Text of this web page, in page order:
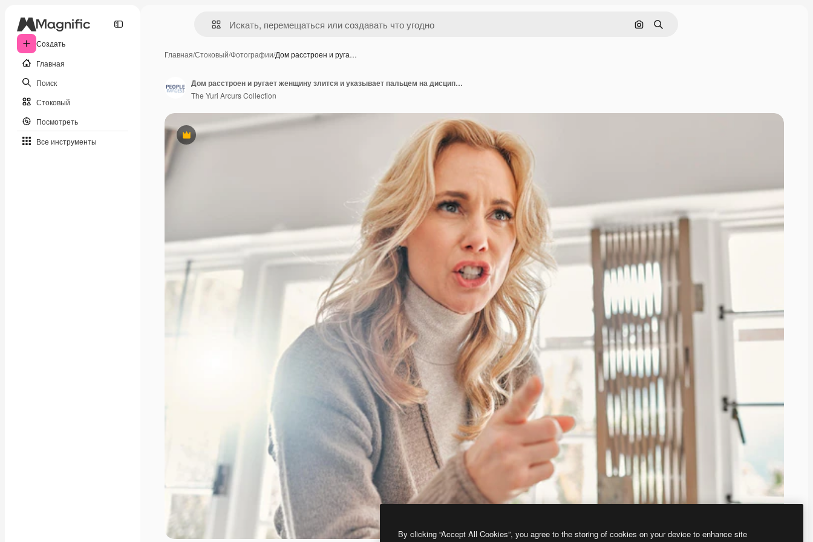
Создать
Главная
Поиск
Стоковый
Посмотреть
Все инструменты
Поиск по изображению
Поиск
Главная/Стоковый/Фотографии/Дом расстроен и руга…
Премиум
Дом расстроен и ругает женщину злится и указывает пальцем на дисциплину аргумент и гостиная яростный сердитый и разочарованный рукой в гостиной разговаривает и сражается дома и конфликта
The Yuri Arcurs Collection
By clicking “Accept All Cookies”, you agree to the storing of cookies on your device to enhance site